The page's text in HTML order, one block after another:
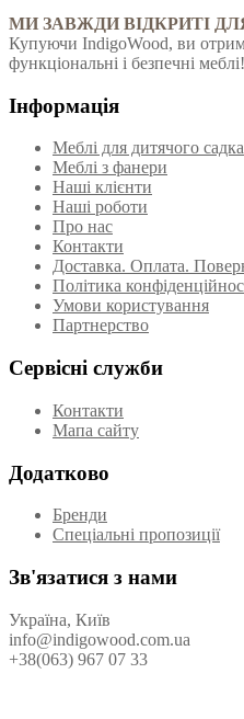
МИ ЗАВЖДИ ВІДКРИТІ
Купуючи IndigoWood, ви
функціональні і безпечні меблі!
Інформація
Меблі для дитячого садка
Меблі з фанери
Наші клієнти
Наші роботи
Про нас
Контакти
Доставка. Оплата.
Політика
Умови користування
Партнерство
Сервісні служби
Контакти
Мапа сайту
Додатково
Бренди
Спеціальні пропозиції
Зв'язатися з нами
Україна, Київ
info@indigowood.com.ua
+38(063) 967 07 33